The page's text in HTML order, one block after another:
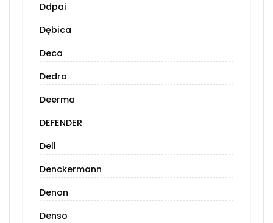
Ddpai
Dębica
Deca
Dedra
Deerma
DEFENDER
Dell
Denckermann
Denon
Denso